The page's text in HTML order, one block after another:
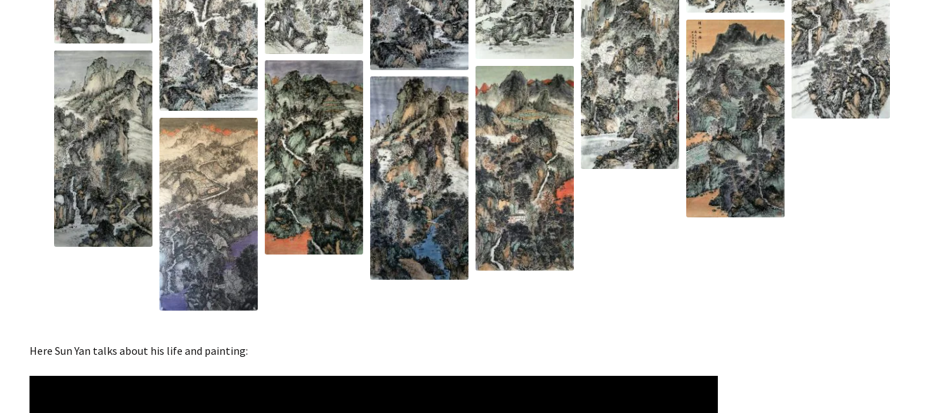
Here Sun Yan talks about his life and painting: